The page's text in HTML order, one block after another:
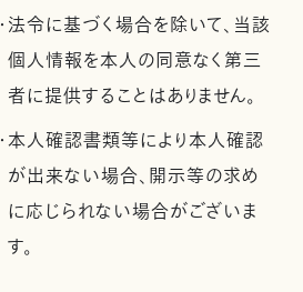
・法令に基づく場合を除いて、当該
個人情報を本人の同意なく第三
者に提供することはありません。
・本人確認書類等により本人確認
が出来ない場合、開示等の求め
に応じられない場合がございま
す。